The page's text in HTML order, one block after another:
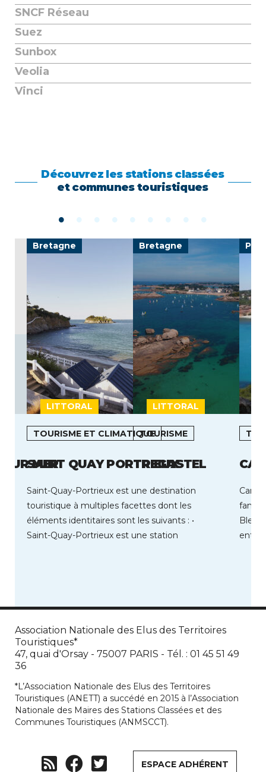
SNCF Réseau
Suez
Sunbox
Veolia
Vinci
Découvrez les stations classées
et communes touristiques
LITTORAL
MER
Bretagne
LITTORAL
TOURISME ET CLIMATIQUE
SAINT QUAY PORTRIEUX
Saint-Quay-Portrieux est une destination
touristique à multiples facettes dont les
éléments identitaires sont les suivants : •
Saint-Quay-Portrieux est une station
Bretagne
TOURISME
TREGASTEL
entre
Association Nationale des Elus des Territoires
Touristiques*
47, quai d'Orsay - 75007 PARIS - Tél. : 01 45 51 49
36
*L’Association Nationale des Elus des Territoires
Touristiques (ANETT) a succédé en 2015 à l’Association
Nationale des Maires des Stations Classées et des
Communes Touristiques (ANMSCCT).
ESPACE ADHÉRENT